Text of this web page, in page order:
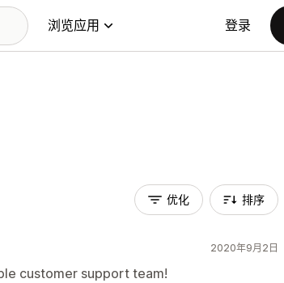
浏览应用 登录
优化 排序
2020年9月2日
customer support team!